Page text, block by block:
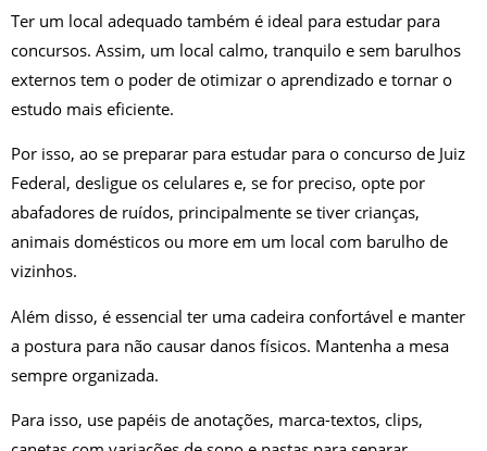
Ter um local adequado também é ideal para estudar para
concursos. Assim, um local calmo, tranquilo e sem barulhos
externos tem o poder de otimizar o aprendizado e tornar o
estudo mais eficiente.
Por isso, ao se preparar para estudar para o concurso de Juiz
Federal, desligue os celulares e, se for preciso, opte por
abafadores de ruídos, principalmente se tiver crianças,
animais domésticos ou more em um local com barulho de
vizinhos.
Além disso, é essencial ter uma cadeira confortável e manter
a postura para não causar danos físicos. Mantenha a mesa
sempre organizada.
Para isso, use papéis de anotações, marca-textos, clips,